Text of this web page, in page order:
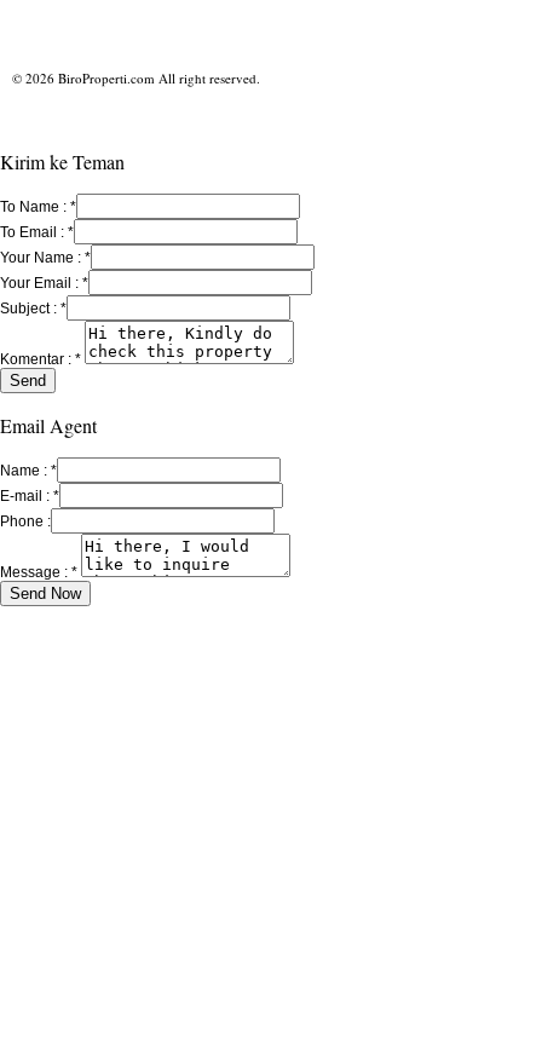
© 2026 BiroProperti.com All right reserved.
Kirim ke Teman
To Name : *
To Email : *
Your Name : *
Your Email : *
Subject : *
Komentar : *
Email Agent
Name : *
E-mail : *
Phone :
Message : *